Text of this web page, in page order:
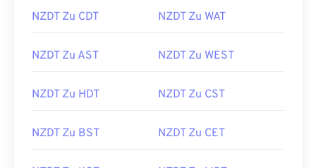
NZDT Zu CDT NZDT Zu WAT
NZDT Zu AST NZDT Zu WEST
NZDT Zu HDT NZDT Zu CST
NZDT Zu BST NZDT Zu CET